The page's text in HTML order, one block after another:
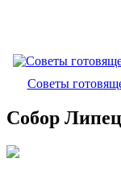
Советы
Собор